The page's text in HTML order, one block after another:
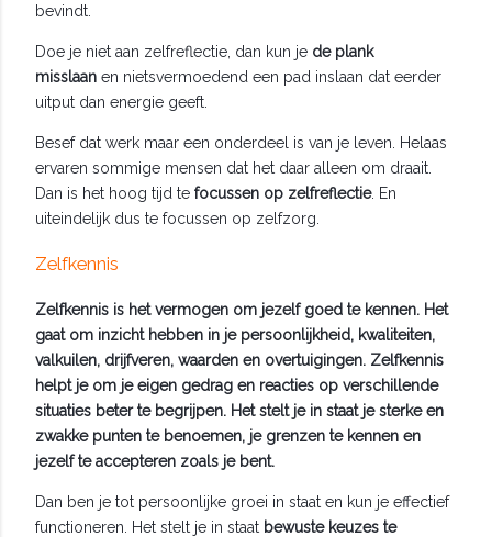
bevindt.
Doe je niet aan zelfreflectie, dan kun je de plank
misslaan en nietsvermoedend een pad inslaan dat eerder
uitput dan energie geeft.
Besef dat werk maar een onderdeel is van je leven. Helaas
ervaren sommige mensen dat het daar alleen om draait.
Dan is het hoog tijd te focussen op zelfreflectie. En
uiteindelijk dus te focussen op zelfzorg.
Zelfkennis
Zelfkennis is het vermogen om jezelf goed te kennen. Het
gaat om inzicht hebben in je persoonlijkheid, kwaliteiten,
valkuilen, drijfveren, waarden en overtuigingen. Zelfkennis
helpt je om je eigen gedrag en reacties op verschillende
situaties beter te begrijpen. Het stelt je in staat je sterke en
zwakke punten te benoemen, je grenzen te kennen en
jezelf te accepteren zoals je bent.
Dan ben je tot persoonlijke groei in staat en kun je effectief
functioneren. Het stelt je in staat bewuste keuzes te